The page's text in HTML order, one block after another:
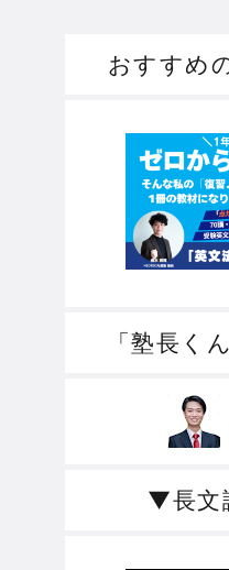
おすすめ
「塾長く
▼長文